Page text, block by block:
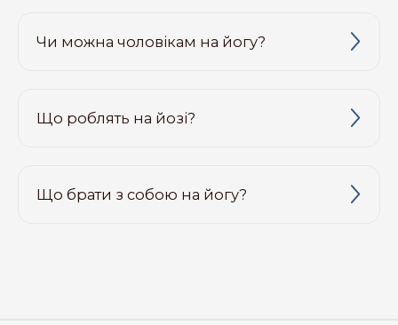
Чи можна чоловікам на йогу?
Що роблять на йозі?
Що брати з собою на йогу?